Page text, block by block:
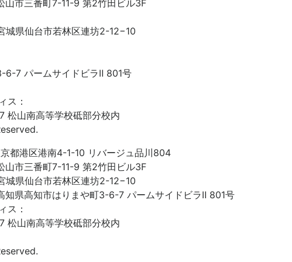
市三番町7-11-9 第2竹田ビル3F
県仙台市若林区連坊2-12−10
7 パームサイドビラⅡ 801号
ス：
松山南高等学校砥部分校内
都港区港南4-1-10 リバージュ品川804
市三番町7-11-9 第2竹田ビル3F
県仙台市若林区連坊2-12−10
県高知市はりまや町3-6-7 パームサイドビラⅡ 801号
ス：
松山南高等学校砥部分校内